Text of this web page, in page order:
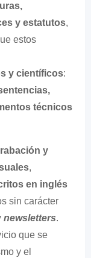
y estatutos,
estos
y científicos:
técnicos
y
,
en inglés
sin carácter
newsletters.
que se
y el